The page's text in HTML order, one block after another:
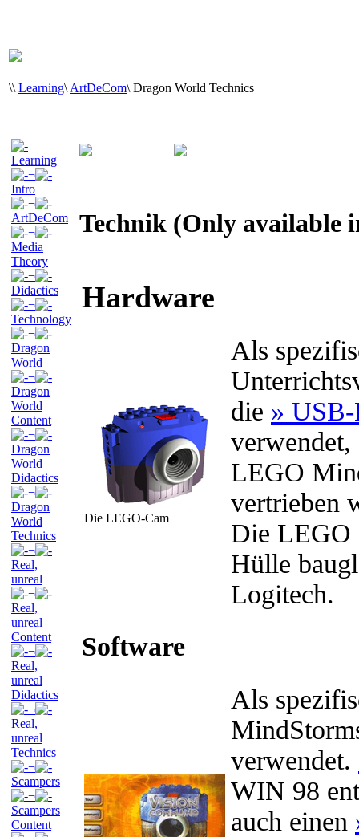
\\ Learning\ ArtDeCom\ Dragon World Technics
Learning
¬
Intro
¬
ArtDeCom
¬
Media
Theory
¬
Didactics
¬
Technology
¬
Dragon
World
¬
Dragon
World
Content
¬
Dragon
World
Didactics
¬
Dragon
World
Technics
¬
Real,
unreal
¬
Real,
unreal
Content
¬
Real,
unreal
Didactics
¬
Real,
unreal
Technics
¬
Scampers
¬
Scampers
Content
Technik (Only available
Hardware
Die LEGO-Cam
Als
die »
LEGO
vertrieben
Die LEGO
Hülle
Logitech.
Software
Als
verwendet.
WIN 98
auch einen